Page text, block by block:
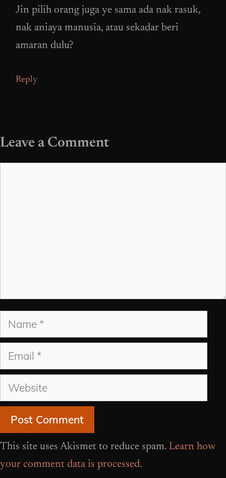
Jin pilih orang juga ye sama ada nak rasuk,
nak aniaya manusia, atau sekadar beri
amaran dulu?
Reply
Leave a Comment
Name
Email
Website
This site uses Akismet to reduce spam. Learn how
your comment data is processed.